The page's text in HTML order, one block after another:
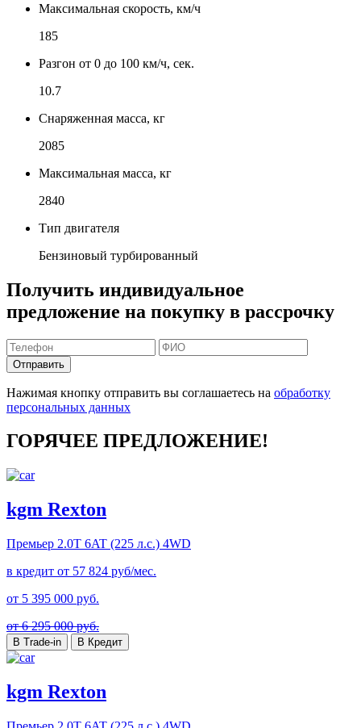
Максимальная скорость, км/ч
185
Разгон от 0 до 100 км/ч, сек.
10.7
Снаряженная масса, кг
2085
Максимальная масса, кг
2840
Тип двигателя
Бензиновый турбированный
Получить индивидуальное
предложение на покупку в рассрочку
Отправить
Нажимая кнопку отправить вы соглашаетесь на обработку
персональных данных
ГОРЯЧЕЕ ПРЕДЛОЖЕНИЕ!
kgm Rexton
Премьер 2.0T 6AT (225 л.с.) 4WD
в кредит от 57 824 руб/мес.
от 5 395 000 руб.
от 6 295 000 руб.
В Trade-in В Кредит
kgm Rexton